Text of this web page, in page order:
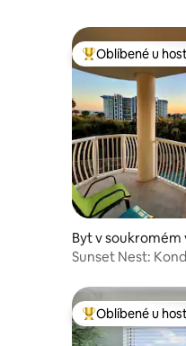
Nejlepší v
Oblíbené u
Byt v soukromém
ve městě
Sunset Nest:
Nejlepší v
Oblíbené u